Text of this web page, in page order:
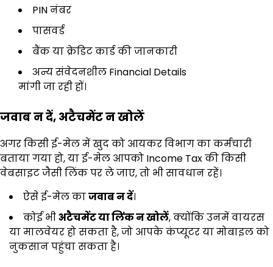
PIN नंबर
पासवर्ड
बैंक या क्रेडिट कार्ड की जानकारी
अन्य संवेदनशील Financial Details
मांगी जा रही हों।
जवाब न दें,अटैचमेंट न खोलें
अगर किसी ई-मेल में खुद को आयकर विभाग का कर्मचारी
बताया गया हो, या ई-मेल आपको Income Tax की किसी
वेबसाइट जैसी लिंक पर ले जाए, तो भी सावधान रहें।
ऐसे ई-मेल काजवाब न दें।
कोई भीअटैचमेंट या लिंक न खोलें, क्योंकि उनमें वायरस
या मालवेयर हो सकता है, जो आपके कंप्यूटर या मोबाइल को
नुकसान पहुंचा सकता है।